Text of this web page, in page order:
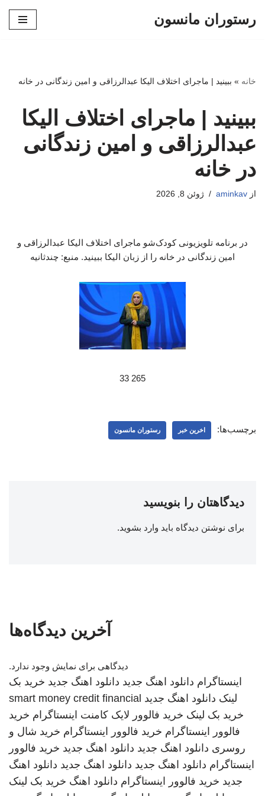
رستوران مانسون
خانه » ببینید | ماجرای اختلاف الیکا عبدالرزاقی و امین زندگانی در خانه
ببینید | ماجرای اختلاف الیکا
عبدالرزاقی و امین زندگانی
در خانه
از aminkav ژوئن 8, 2026
در برنامه تلویزیونی کودک‌شو ماجرای اختلاف الیکا عبدالرزاقی و
امین زندگانی در خانه را از زبان الیکا ببینید. منبع: چندثانیه
265 33
برچسب‌ها: اخرین خبر رستوران مانسون
دیدگاهتان را بنویسید
برای نوشتن دیدگاه باید وارد بشوید.
آخرین دیدگاه‌ها
دیدگاهی برای نمایش وجود ندارد.
اینستاگرام دانلود اهنگ جدید دانلود اهنگ جدید خرید بک
لینک دانلود اهنگ جدید smart money credit financial
خرید بک لینک خرید فالوور لایک کامنت اینستاگرام خرید
فالوور اینستاگرام خرید فالوور اینستاگرام خرید شال و
روسری دانلود اهنگ جدید دانلود اهنگ جدید خرید فالوور
اینستاگرام دانلود اهنگ جدید دانلود اهنگ جدید دانلود اهنگ
جدید خرید فالوور اینستاگرام دانلود اهنگ خرید بک لینک